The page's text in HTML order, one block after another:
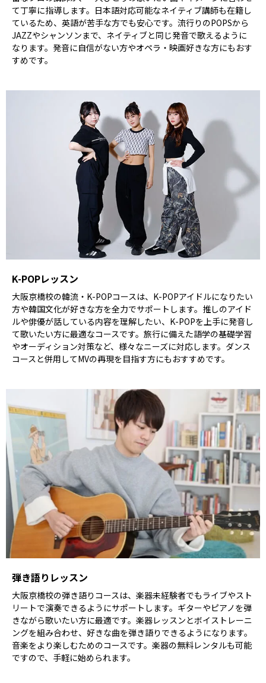
て丁寧に指導します。日本語対応可能なネイティブ講師も在籍し
ているため、英語が苦手な方でも安心です。流行りのPOPSから
JAZZやシャンソンまで、ネイティブと同じ発音で歌えるように
なります。発音に自信がない方やオペラ・映画好きな方にもおす
すめです。
K-POPレッスン
大阪京橋校の韓流・K-POPコースは、K-POPアイドルになりたい
方や韓国文化が好きな方を全力でサポートします。推しのアイド
ルや俳優が話している内容を理解したい、K-POPを上手に発音し
て歌いたい方に最適なコースです。旅行に備えた語学の基礎学習
やオーディション対策など、様々なニーズに対応します。ダンス
コースと併用してMVの再現を目指す方にもおすすめです。
弾き語りレッスン
大阪京橋校の弾き語りコースは、楽器未経験者でもライブやスト
リートで演奏できるようにサポートします。ギターやピアノを弾
きながら歌いたい方に最適です。楽器レッスンとボイストレーニ
ングを組み合わせ、好きな曲を弾き語りできるようになります。
音楽をより楽しむためのコースです。楽器の無料レンタルも可能
ですので、手軽に始められます。